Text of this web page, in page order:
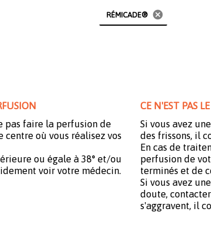
RÉMICADE® cancel
pas faire la perfusion de
où vous réalisez vos
ou égale à 38° et/ou
voir votre médecin.
CE N'EST PAS
Si vous avez
des frissons, il
En cas de
perfusion de
terminés et de
Si vous avez
doute,
s'aggravent, il